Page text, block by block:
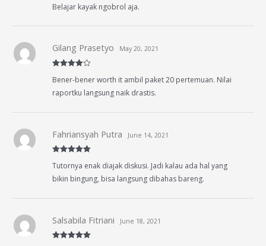
Belajar kayak ngobrol aja.
out of 5
Gilang Prasetyo May 20, 2021
Bener-bener worth it ambil paket 20 pertemuan. Nilai
raportku langsung naik drastis.
of 5
Fahriansyah Putra June 14, 2021
Tutornya enak diajak diskusi. Jadi kalau ada hal yang
bikin bingung, bisa langsung dibahas bareng.
Salsabila Fitriani June 18, 2021